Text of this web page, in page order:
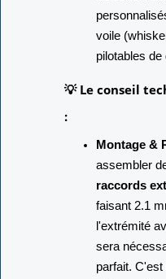
voile
pilotables
💡 Le conseil
:
Montage &
assembler
raccords
faisant 2.1
l'extrémité
sera
parfait.